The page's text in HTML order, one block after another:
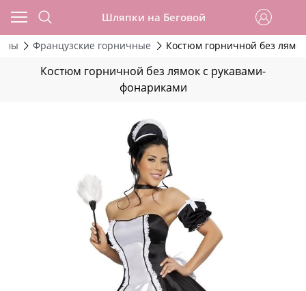
Шляпки на Беговой
Французские горничные Костюм горничной без
Костюм горничной без лямок с рукавами-
фонариками